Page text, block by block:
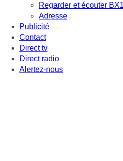
Regarder et écouter BX1
Adresse
Publicité
Contact
Direct tv
Direct radio
Alertez-nous